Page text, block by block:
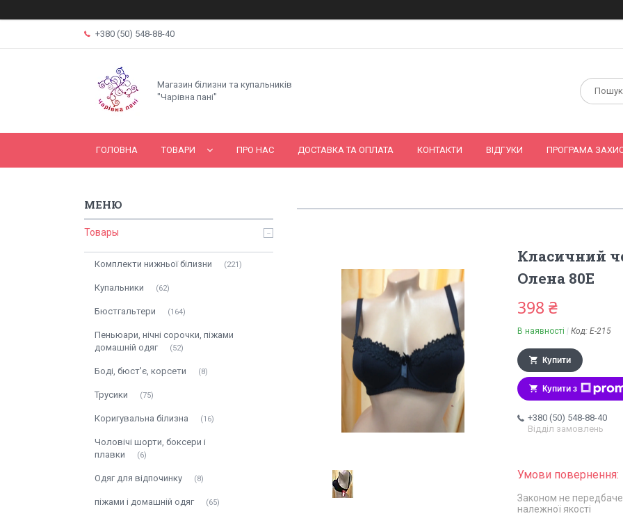
+380 (50) 548-88-40
Магазин білизни та купальників
"Чарівна пані"
ГОЛОВНА ТОВАРИ ПРО НАС ДОСТАВКА ТА ОПЛАТА КОНТАКТИ ВІДГУКИ ПРОГРАМА
Класичний
Олена 80E
398 ₴
В наявності Код: Е-215
Купити
Купити з
+380 (50) 548-88-40
Відділ замовлень
Законом не
належної якості
Товары
Комплекти нижньої білизни 221
Купальники 62
Бюстгальтери 164
Пеньюари, нічні сорочки, піжами
домашній одяг
52
Боді, бюст'є, корсети 8
Трусики 75
Коригувальна білизна 16
Чоловічі шорти, боксери і
плавки
6
Одяг для відпочинку 8
піжами і домашній одяг 65